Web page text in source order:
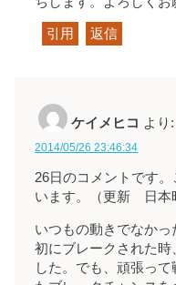
引用 返信
ケイメヒコ より:
2014/05/26 23:46:34
26日のコメントです
います。（更新 日
いつもの動きでなか
初にブレークされた時
した。でも、頑張っ